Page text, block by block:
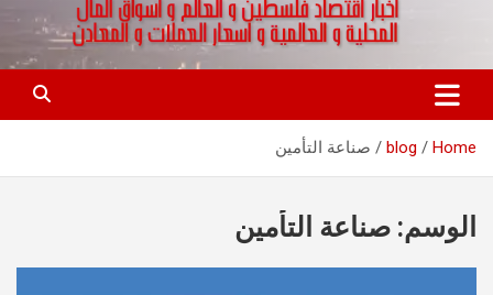
كواليس المال
اخبار اقتصاد فلسطين و العالم و تقارير اسواق المال و العملات
Home
blog صناعة التأمين
الوسم: صناعة التأمين